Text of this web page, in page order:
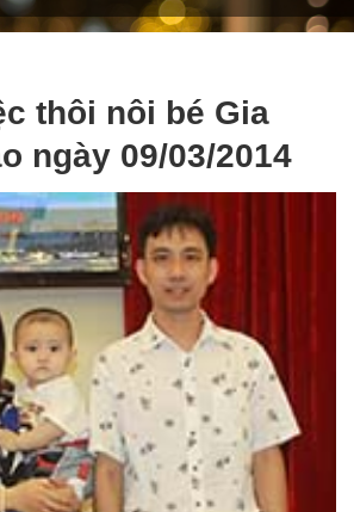
thôi nôi bé Gia
ngày 09/03/2014